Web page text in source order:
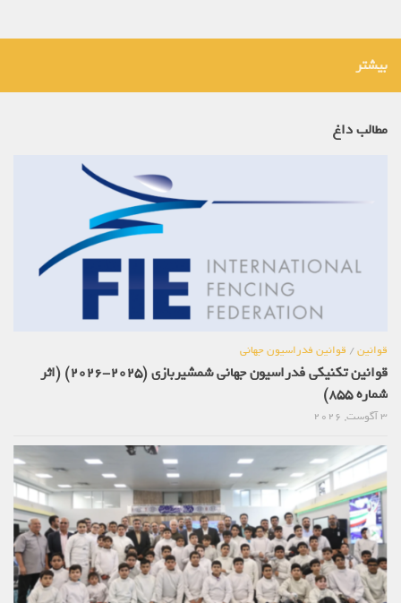
بیشتر
مطالب داغ
قوانین/ قوانین فدراسیون جهانی
قوانین تکنیکی فدراسیون جهانی شمشیربازی (2025-2026) (اثر
شماره 855)
3 آگوست, 2026